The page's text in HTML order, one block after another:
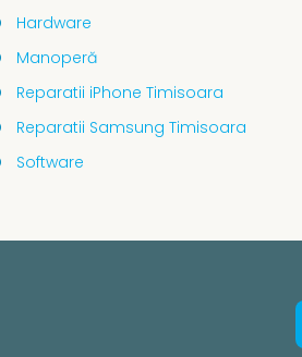
Hardware
Manoperă
Reparatii iPhone Timisoara
Reparatii Samsung Timisoara
Software